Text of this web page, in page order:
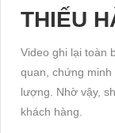
THIẾU
Video ghi lại toàn
quan, chứng
lượng. Nhờ vậy,
khách hàng.